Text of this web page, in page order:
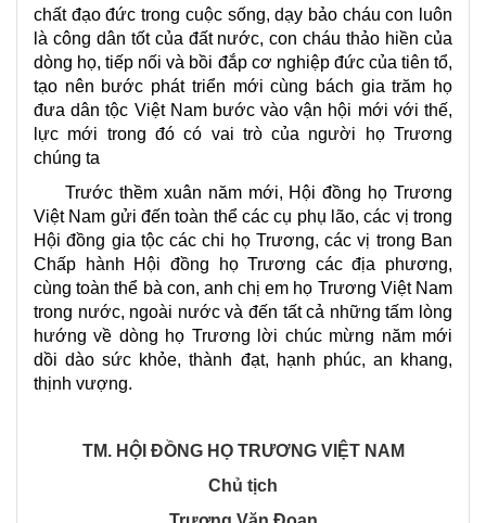
chất đạo đức trong cuộc sống, dạy bảo cháu con luôn
là công dân tốt của đất nước, con cháu thảo hiền của
dòng họ, tiếp nối và bồi đắp cơ nghiệp đức của tiên tổ,
tạo nên bước phát triển mới cùng bách gia trăm họ
đưa dân tộc Việt Nam bước vào vận hội mới với thế,
lực mới trong đó có vai trò của người họ Trương
chúng ta
Trước thềm xuân năm mới, Hội đồng họ Trương
Việt Nam gửi đến toàn thể các cụ phụ lão, các vị trong
Hội đồng gia tộc các chi họ Trương, các vị trong Ban
Chấp hành Hội đồng họ Trương các địa phương,
cùng toàn thể bà con, anh chị em họ Trương Việt Nam
trong nước, ngoài nước và đến tất cả những tấm lòng
hướng về dòng họ Trương lời chúc mừng năm mới
dồi dào sức khỏe, thành đạt, hạnh phúc, an khang,
thịnh vượng.
TM. HỘI ĐỒNG HỌ TRƯƠNG VIỆT NAM
Chủ tịch